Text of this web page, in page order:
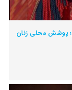
پوشش محلی زنان